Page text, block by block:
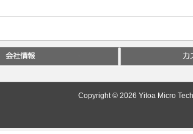
Copyright © 2026 Yitoa Micro